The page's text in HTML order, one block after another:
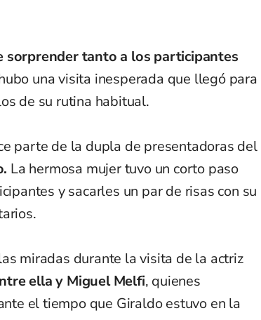
sorprender tanto a los participantes
una visita inesperada que llegó para
de su rutina habitual.
parte de la dupla de presentadoras del
La hermosa mujer tuvo un corto paso
y sacarles un par de risas con su
miradas durante la visita de la actriz
ella y Miguel Melfi, quienes
el tiempo que Giraldo estuvo en la